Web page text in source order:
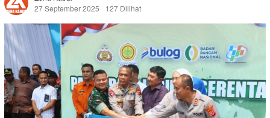
27 September 2025
127 Dilihat